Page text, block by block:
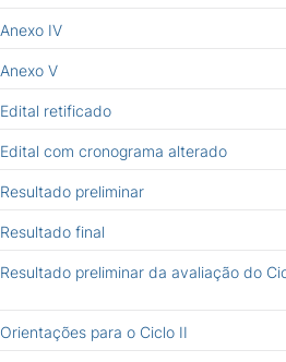
Anexo IV
Anexo V
Edital retificado
Edital com cronograma alterado
Resultado preliminar
Resultado final
Resultado preliminar da avaliação do
Orientações para o Ciclo II